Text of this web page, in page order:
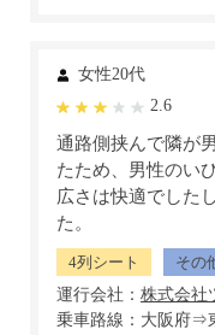
女性20代
2.6
通路側挟んで隣が
たため、男性のい
広さは快適でした
た。
4列シート その
運行会社：
乗車路線：大阪府⇒